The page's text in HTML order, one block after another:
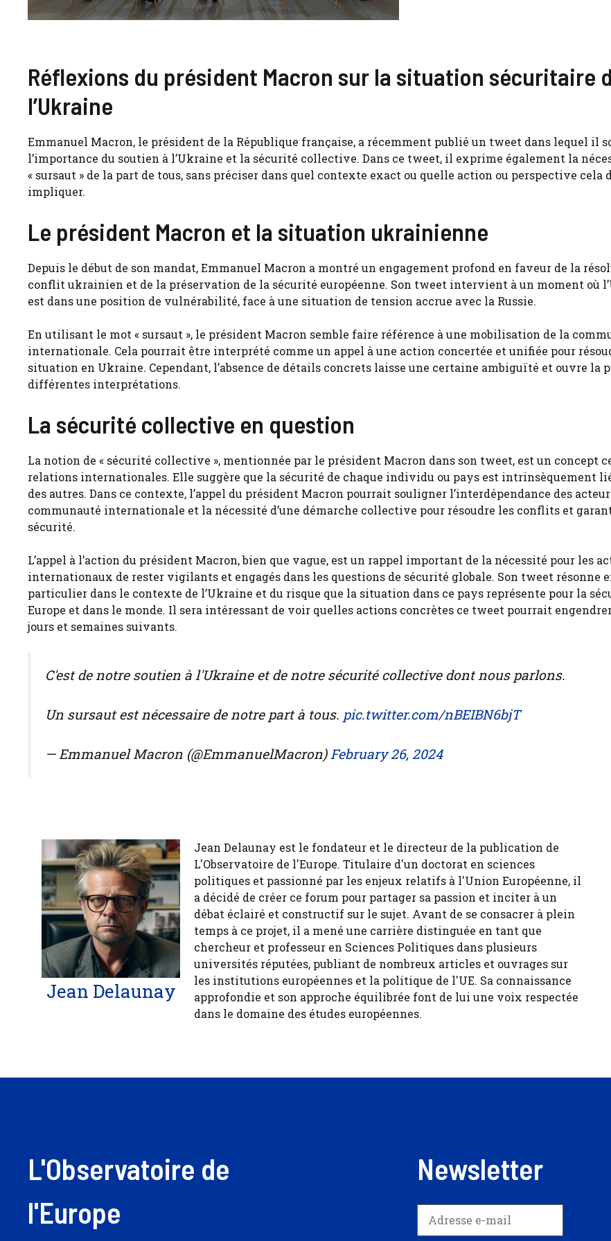
Réflexions du président Macron sur la situation sécuritaire
l’Ukraine
Emmanuel Macron, le président de la République française, a récemment publié un tweet dans lequel il
l’importance du soutien à l’Ukraine et la sécurité collective. Dans ce tweet, il exprime également la
« sursaut » de la part de tous, sans préciser dans quel contexte exact ou quelle action ou perspective cela
impliquer.
Le président Macron et la situation ukrainienne
Depuis le début de son mandat, Emmanuel Macron a montré un engagement profond en faveur de la
conflit ukrainien et de la préservation de la sécurité européenne. Son tweet intervient à un moment où
est dans une position de vulnérabilité, face à une situation de tension accrue avec la Russie.
En utilisant le mot « sursaut », le président Macron semble faire référence à une mobilisation de la
internationale. Cela pourrait être interprété comme un appel à une action concertée et unifiée pour
situation en Ukraine. Cependant, l’absence de détails concrets laisse une certaine ambiguïté et ouvre la
différentes interprétations.
La sécurité collective en question
La notion de « sécurité collective », mentionnée par le président Macron dans son tweet, est un concept
relations internationales. Elle suggère que la sécurité de chaque individu ou pays est intrinsèquement
des autres. Dans ce contexte, l’appel du président Macron pourrait souligner l’interdépendance des
communauté internationale et la nécessité d’une démarche collective pour résoudre les conflits et
sécurité.
L’appel à l’action du président Macron, bien que vague, est un rappel important de la nécessité pour les
internationaux de rester vigilants et engagés dans les questions de sécurité globale. Son tweet résonne
particulier dans le contexte de l’Ukraine et du risque que la situation dans ce pays représente pour la
Europe et dans le monde. Il sera intéressant de voir quelles actions concrètes ce tweet pourrait
jours et semaines suivants.
C'est de notre soutien à l'Ukraine et de notre sécurité collective dont nous parlons.
Un sursaut est nécessaire de notre part à tous. pic.twitter.com/nBEIBN6bjT
— Emmanuel Macron (@EmmanuelMacron) February 26, 2024
Jean Delaunay
Jean Delaunay est le fondateur et le directeur de la publication de
L'Observatoire de l'Europe. Titulaire d'un doctorat en sciences
politiques et passionné par les enjeux relatifs à l'Union Européenne, il
a décidé de créer ce forum pour partager sa passion et inciter à un
débat éclairé et constructif sur le sujet. Avant de se consacrer à plein
temps à ce projet, il a mené une carrière distinguée en tant que
chercheur et professeur en Sciences Politiques dans plusieurs
universités réputées, publiant de nombreux articles et ouvrages sur
les institutions européennes et la politique de l'UE. Sa connaissance
approfondie et son approche équilibrée font de lui une voix respectée
dans le domaine des études européennes.
L'Observatoire de
l'Europe
Newsletter